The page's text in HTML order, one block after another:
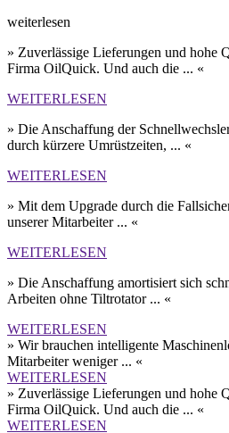
weiterlesen
» Zuverlässige Lieferungen und hohe
Firma OilQuick. Und auch die ... «
WEITERLESEN
» Die Anschaffung der
durch kürzere Umrüst­zeiten, ... «
WEITERLESEN
» Mit dem Upgrade durch die
unserer Mit­arbeiter ... «
WEITERLESEN
» Die Anschaffung amortisiert sich
Arbeiten ohne Tilt­rotator ... «
WEITERLESEN
» Wir brauchen intelligente
Mitarbeiter weniger ... «
WEITERLESEN
» Zuverlässige Lieferungen und hohe
Firma OilQuick. Und auch die ... «
WEITERLESEN